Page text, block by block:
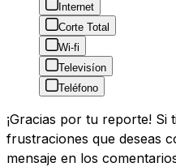
Internet
Corte Total
Wi-fi
Televisíon
Teléfono
¡Gracias por tu reporte! Si
frustraciones que deseas
mensaje en los